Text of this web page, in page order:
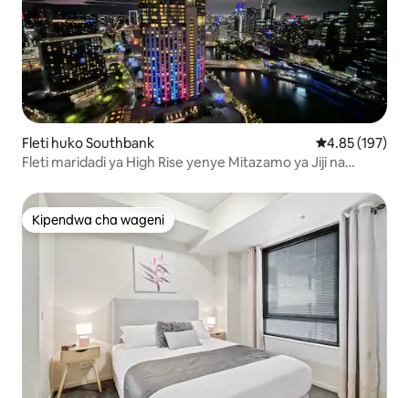
Fleti huko Southbank Ukadiriaji wa
4.85 (197)
Fleti maridadi ya High Rise yenye Mitazamo ya Jiji na
Kipendwa cha wageni
Kipendwa cha wageni